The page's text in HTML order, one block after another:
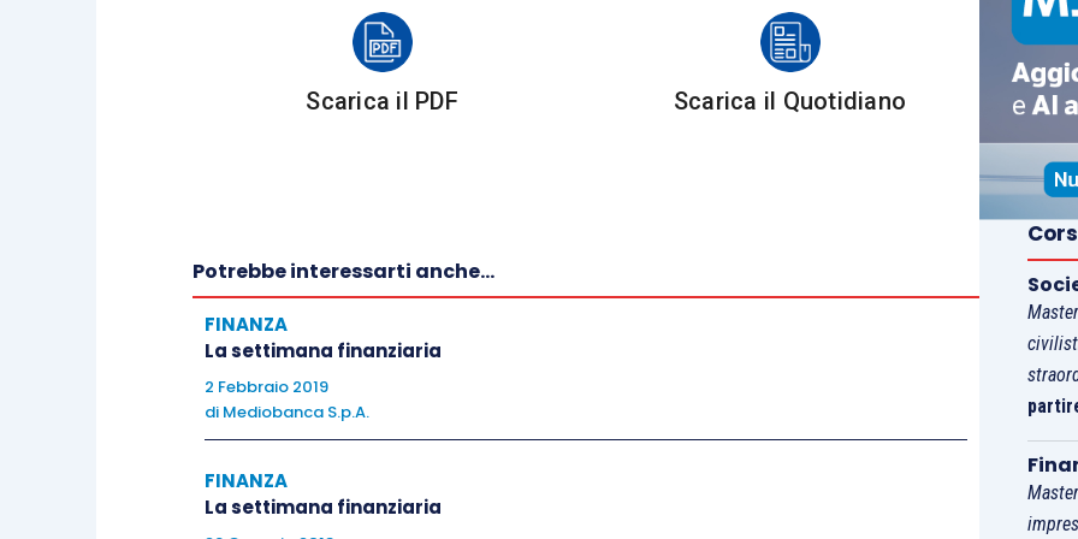
Stoxx Europe 600 -0.69%, Euro Stoxx 50 -2.07%, Ftse MIB -5.96%
S&P 500 +1.70%, Dow Jones Industrial +1.57%, Nasdaq Composite +1.34%
Asia
Scarica il PDF Scarica il Quotidiano
Potrebbe interessarti anche...
FINANZA
La settimana finanziaria
2 Febbraio 2019
di Mediobanca S.p.A.
FINANZA
La settimana finanziaria